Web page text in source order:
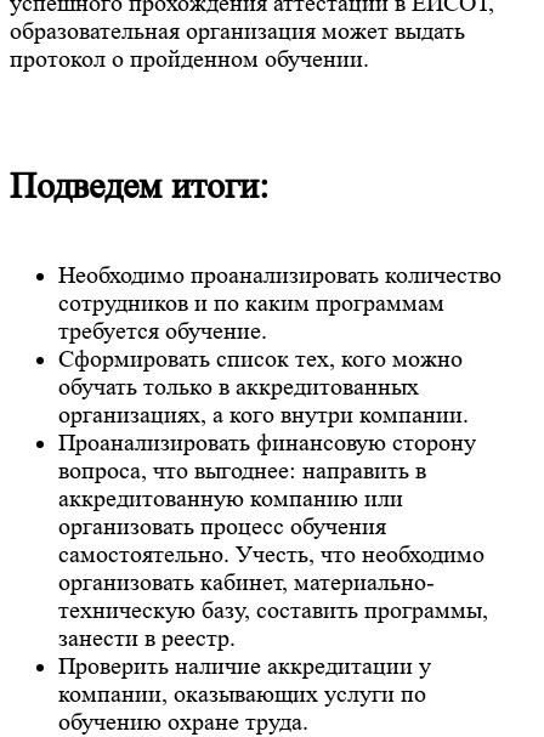
образовательная организация может выдать
протокол о пройденном обучении.
Подведем итоги:
Необходимо проанализировать количество
сотрудников и по каким программам
требуется обучение.
Сформировать список тех, кого можно
обучать только в аккредитованных
организациях, а кого внутри компании.
Проанализировать финансовую сторону
вопроса, что выгоднее: направить в
аккредитованную компанию или
организовать процесс обучения
самостоятельно. Учесть, что необходимо
организовать кабинет, материально-
техническую базу, составить программы,
занести в реестр.
Проверить наличие аккредитации у
компании, оказывающих услуги по
обучению охране труда.